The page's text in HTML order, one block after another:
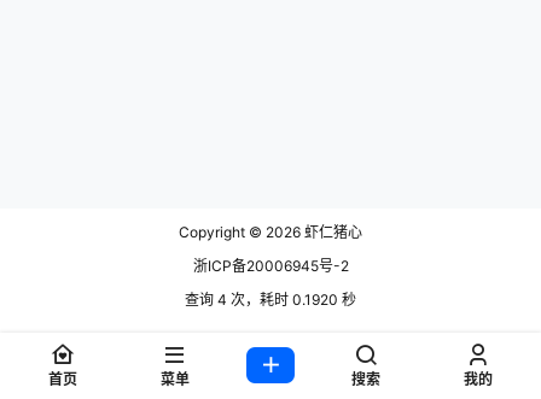
Copyright © 2026 虾仁猪心
浙ICP备20006945号-2
查询 4 次，耗时 0.1920 秒
首页 菜单 搜索 我的